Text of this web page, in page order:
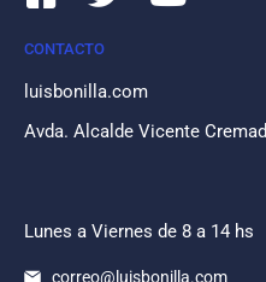
CONTACTO
luisbonilla.com
Avda. Alcalde Vicente
Lunes a Viernes de 8 a 14 hs
correo@luisbonilla.com